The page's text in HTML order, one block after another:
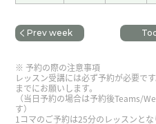
谢谢您的课。最近下雨很
后我也感觉凉快。下次见
谢谢老师，下次见！
老师，在此期间请注意身
Prev week
予約の際の注意事項
レッスン受講には必ず予約が必要で
までにお願いします。
（当日予約の場合は予約後Teams/
す）
1コマのご予約は25分のレッスンと